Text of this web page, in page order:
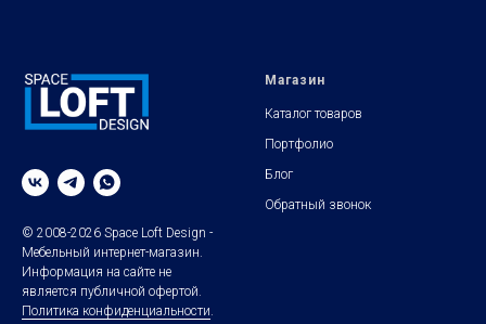
© 2008-2026 Space Loft Design -
Мебельный интернет-магазин.
Информация на сайте не
является публичной офертой.
Политика конфиденциальности
Магазин
Каталог товаров
Портфолио
Блог
Обратный звонок